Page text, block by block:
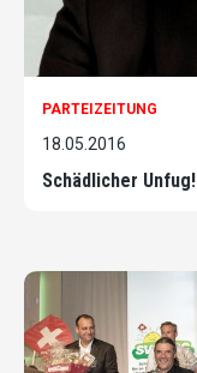
PARTEIZEITUNG
18.05.2016
Schädlicher Unfug!